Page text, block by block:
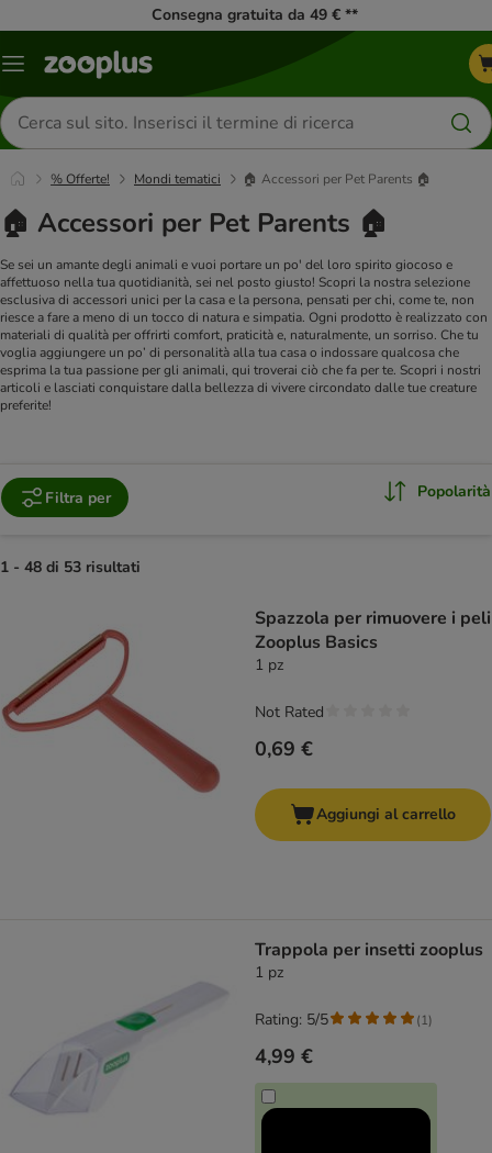
Consegna gratuita da 49 € **
Overview
Cerca
prodotti
% Offerte! Mondi tematici 🏠 Accessori per Pet Parents 🏠
🏠 Accessori per Pet Parents 🏠
Se sei un amante degli animali e vuoi portare un po' del loro spirito giocoso e
affettuoso nella tua quotidianità, sei nel posto giusto! Scopri la nostra selezione
esclusiva di accessori unici per la casa e la persona, pensati per chi, come te, non
riesce a fare a meno di un tocco di natura e simpatia. Ogni prodotto è realizzato con
materiali di qualità per offrirti comfort, praticità e, naturalmente, un sorriso. Che tu
voglia aggiungere un po’ di personalità alla tua casa o indossare qualcosa che
esprima la tua passione per gli animali, qui troverai ciò che fa per te. Scopri i nostri
articoli e lasciati conquistare dalla bellezza di vivere circondato dalle tue creature
preferite!
Filtra per Popolarità
1 - 48 di 53 risultati
Spazzola per rimuovere i peli
Zooplus Basics
1 pz
0,69 €
Not Rated
Aggiungi al carrello
Trappola per insetti zooplus
1 pz
4,99 €
Rating: 5/5 (1)